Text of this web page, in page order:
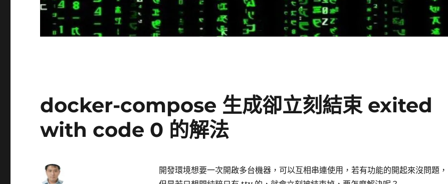
docker-compose 生成卻立刻結束 exited
with code 0 的解法
開發環境想要一次開啟多台機器，可以互相串連使用，若有功能的開起來沒問題，